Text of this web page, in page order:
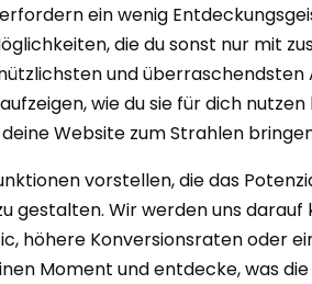
ein wenig
die du sonst nur mit
und überraschendsten
wie du sie für dich nutzen
Website zum Strahlen
vorstellen, die das
Wir werden uns darauf
höhere Konversionsraten oder
Moment und entdecke, was